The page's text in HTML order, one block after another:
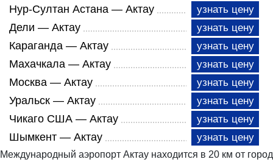
Нур-Султан Астана — Актау узнать цену
Дели — Актау узнать цену
Караганда — Актау узнать цену
Махачкала — Актау узнать цену
Москва — Актау узнать цену
Уральск — Актау узнать цену
Чикаго США — Актау узнать цену
Шымкент — Актау узнать цену
Международный аэропорт Актау находится в 20 км от